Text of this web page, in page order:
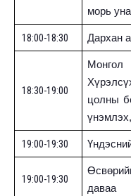
морь
18:00-18:30 Дархан
18:30-19:00
цолны
19:00-19:30
19:00-19:30
даваа